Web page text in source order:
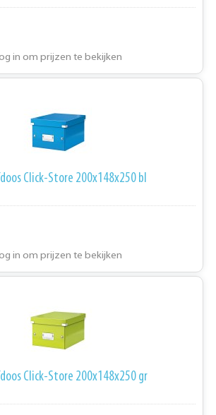
in om prijzen te bekijken
Click-Store 200x148x250 bl
in om prijzen te bekijken
Click-Store 200x148x250 gr